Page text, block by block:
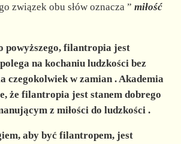
związek obu słów oznacza ” miłość
powyższego, filantropiajest
na kochaniu ludzkości bez
czegokolwiek w zamian. Akademia
że filantropia jest stanem dobrego
z miłości do ludzkości.
aby być filantropem, jest